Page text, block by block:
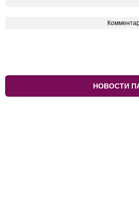
НОВОСТИ